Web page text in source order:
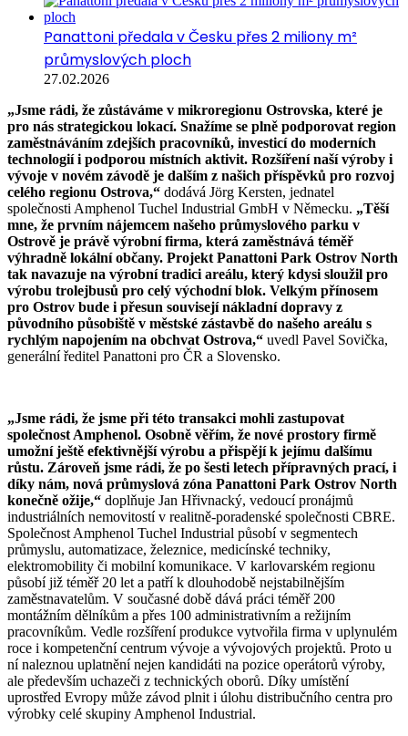
Panattoni předala v Česku přes 2 miliony m²
průmyslových ploch
27.02.2026
„Jsme rádi, že zůstáváme v mikroregionu Ostrovska, které je
pro nás strategickou lokací. Snažíme se plně podporovat region
zaměstnáváním zdejších pracovníků, investicí do moderních
technologií i podporou místních aktivit. Rozšíření naší výroby i
vývoje v novém závodě je dalším z našich příspěvků pro rozvoj
celého regionu Ostrova,“ dodává Jörg Kersten, jednatel
společnosti Amphenol Tuchel Industrial GmbH v Německu. „Těší
mne, že prvním nájemcem našeho průmyslového parku v
Ostrově je právě výrobní firma, která zaměstnává téměř
výhradně lokální občany. Projekt Panattoni Park Ostrov North
tak navazuje na výrobní tradici areálu, který kdysi sloužil pro
výrobu trolejbusů pro celý východní blok. Velkým přínosem
pro Ostrov bude i přesun souvisejí nákladní dopravy z
původního působiště v městské zástavbě do našeho areálu s
rychlým napojením na obchvat Ostrova,“ uvedl Pavel Sovička,
generální ředitel Panattoni pro ČR a Slovensko.
„Jsme rádi, že jsme při této transakci mohli zastupovat
společnost Amphenol. Osobně věřím, že nové prostory firmě
umožní ještě efektivnější výrobu a přispějí k jejímu dalšímu
růstu. Zároveň jsme rádi, že po šesti letech přípravných prací, i
díky nám, nová průmyslová zóna Panattoni Park Ostrov North
konečně ožije,“ doplňuje Jan Hřivnacký, vedoucí pronájmů
industriálních nemovitostí v realitně-poradenské společnosti CBRE.
Společnost Amphenol Tuchel Industrial působí v segmentech
průmyslu, automatizace, železnice, medicínské techniky,
elektromobility či mobilní komunikace. V karlovarském regionu
působí již téměř 20 let a patří k dlouhodobě nejstabilnějším
zaměstnavatelům. V současné době dává práci téměř 200
montážním dělníkům a přes 100 administrativním a režijním
pracovníkům. Vedle rozšíření produkce vytvořila firma v uplynulém
roce i kompetenční centrum vývoje a vývojových projektů. Proto u
ní naleznou uplatnění nejen kandidáti na pozice operátorů výroby,
ale především uchazeči z technických oborů. Díky umístění
uprostřed Evropy může závod plnit i úlohu distribučního centra pro
výrobky celé skupiny Amphenol Industrial.